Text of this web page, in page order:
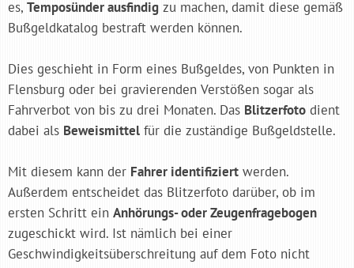
es, Temposünder ausfindig zu machen, damit diese gemäß
Bußgeldkatalog bestraft werden können.
Dies geschieht in Form eines Bußgeldes, von Punkten in
Flensburg oder bei gravierenden Verstößen sogar als
Fahrverbot von bis zu drei Monaten. Das Blitzerfoto dient
dabei als Beweismittel für die zuständige Bußgeldstelle.
Mit diesem kann der Fahrer identifiziert werden.
Außerdem entscheidet das Blitzerfoto darüber, ob im
ersten Schritt ein Anhörungs- oder Zeugenfragebogen
zugeschickt wird. Ist nämlich bei einer
Geschwindigkeitsüberschreitung auf dem Foto nicht